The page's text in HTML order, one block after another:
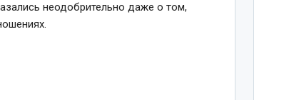
неодобрительно даже о том,